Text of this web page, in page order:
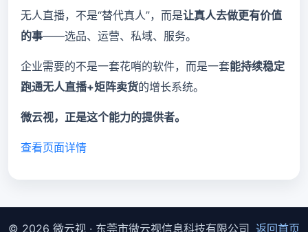
无人直播，不是“替代真人”，而是让真人去做更有价值
的事——选品、运营、私域、服务。
企业需要的不是一套花哨的软件，而是一套能持续稳定
跑通无人直播+矩阵卖货的增长系统。
微云视，正是这个能力的提供者。
查看页面详情
© 2026 微云视 · 东莞市微云视信息科技有限公司 返回首页